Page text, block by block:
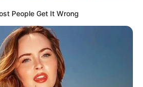
σε 49χρονο φυγόδικο της
μαφίας στην Αθήνα
στήσει υπερσύγχρονα
People Get It Wrong